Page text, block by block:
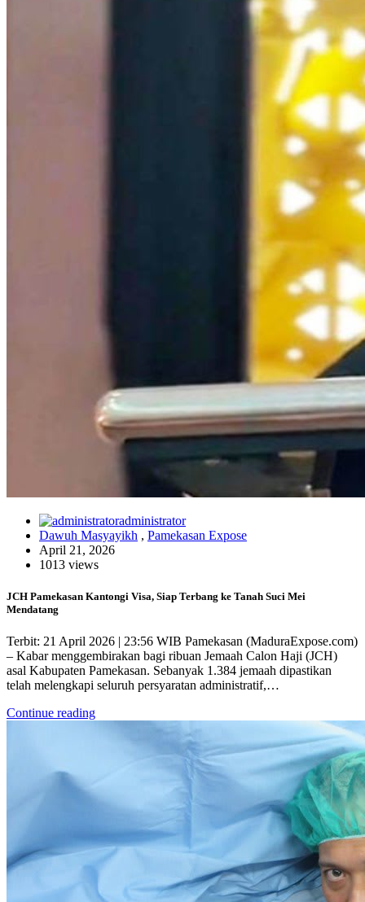
administrator
Dawuh Masyayikh , Pamekasan Expose
April 21, 2026
1013 views
JCH Pamekasan Kantongi Visa, Siap Terbang ke Tanah Suci Mei
Mendatang
Terbit: 21 April 2026 | 23:56 WIB Pamekasan (MaduraExpose.com)
– Kabar menggembirakan bagi ribuan Jemaah Calon Haji (JCH)
asal Kabupaten Pamekasan. Sebanyak 1.384 jemaah dipastikan
telah melengkapi seluruh persyaratan administratif,…
Continue reading